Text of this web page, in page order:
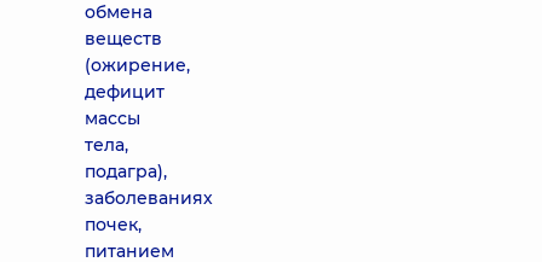
обмена
веществ
(ожирение,
дефицит
массы
тела,
подагра),
заболеваниях
почек,
питанием